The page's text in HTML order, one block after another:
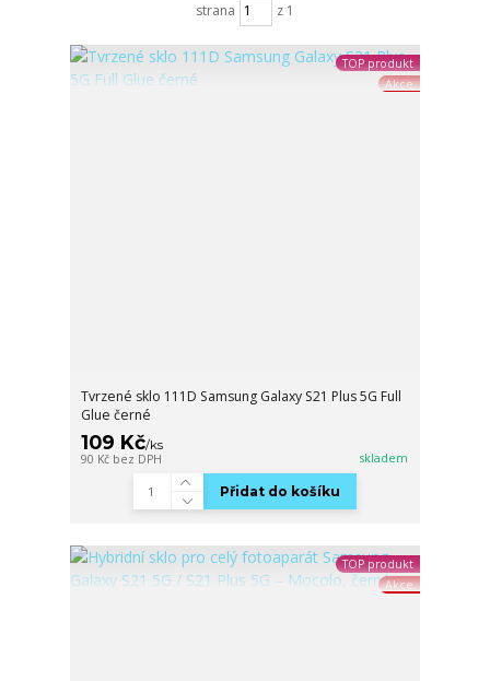
strana
z 1
TOP produkt
Akce
Tvrzené sklo 111D Samsung Galaxy S21 Plus 5G Full
Glue černé
109 Kč/ks
90 Kč bez DPH skladem
Přidat do košíku
TOP produkt
Akce